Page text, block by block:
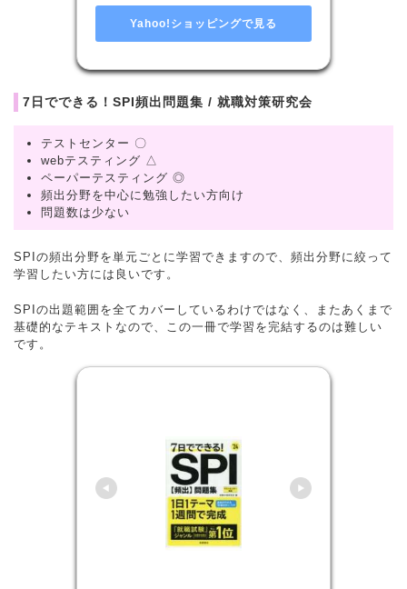
Yahoo!ショッピングで見る
7日でできる！SPI頻出問題集 / 就職対策研究会
テストセンター 〇
webテスティング △
ペーパーテスティング ◎
頻出分野を中心に勉強したい方向け
問題数は少ない
SPIの頻出分野を単元ごとに学習できますので、頻出分野に絞って
学習したい方には良いです。
SPIの出題範囲を全てカバーしているわけではなく、またあくまで
基礎的なテキストなので、この一冊で学習を完結するのは難しい
です。